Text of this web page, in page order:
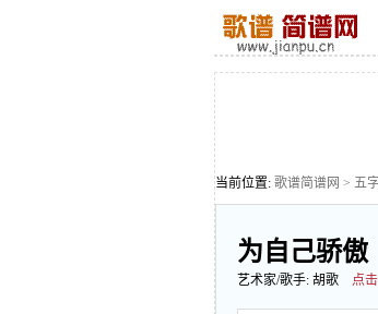
当前位置: 歌谱简谱网 > 五
为自己骄傲
艺术家/歌手: 胡歌 点击